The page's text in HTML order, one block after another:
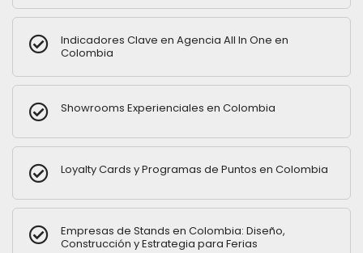
Indicadores Clave en Agencia All In One en
Colombia
Showrooms Experienciales en Colombia
Loyalty Cards y Programas de Puntos en Colombia
Empresas de Stands en Colombia: Diseño,
Construcción y Estrategia para Ferias